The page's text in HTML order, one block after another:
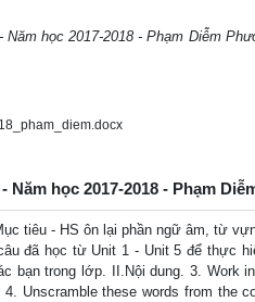
học 2017-2018 - Phạm Diễm
Năm học 2017-2018 - Phạm
tiêu - HS ôn lại phần ngữ âm, từ
đã học từ Unit 1 - Unit 5 để thực
bạn trong lớp. II.Nội dung. 3. Work
Unscramble these words from the